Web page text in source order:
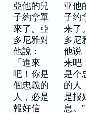
亞他的兒
子約拿單
來了。亞
多尼雅對
他說：
「進來
吧！你是
個忠義的
人，必是
報好信
亚他
子约
来了
多尼
他说
来吧
是个
的人
是报
息。”